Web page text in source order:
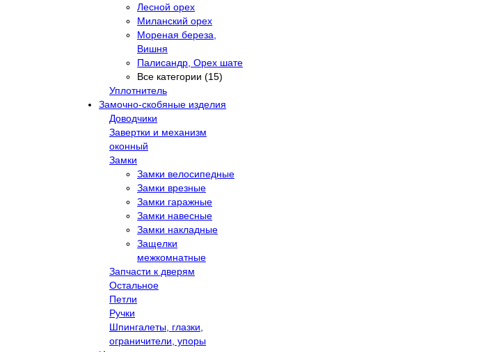
Лесной орех
Миланский орех
Мореная береза,
Вишня
Палисандр, Орех шате
Все категории (15)
Уплотнитель
Замочно-скобяные изделия
Доводчики
Завертки и механизм
оконный
Замки
Замки велосипедные
Замки врезные
Замки гаражные
Замки навесные
Замки накладные
Защелки
межкомнатные
Запчасти к дверям
Остальное
Петли
Ручки
Шпингалеты, глазки,
ограничители, упоры